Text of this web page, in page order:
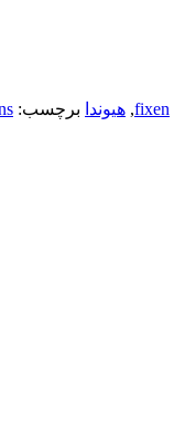
fixen
, هیوندا برچسب: